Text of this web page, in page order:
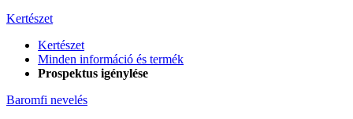
Kertészet
Kertészet
Minden információ és termék
Prospektus igénylése
Baromfi nevelés